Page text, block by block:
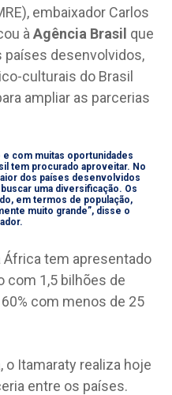
embaixador Carlos
à Agência Brasil que
desenvolvidos,
culturais do Brasil
ampliar as parcerias
e com muitas oportunidades
tem procurado aproveitar. No
dos países desenvolvidos
uma diversificação. Os
em termos de população,
muito grande”, disse o
África tem apresentado
com 1,5 bilhões de
com menos de 25
o Itamaraty realiza hoje
entre os países.